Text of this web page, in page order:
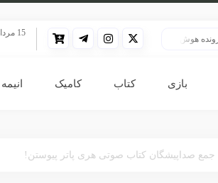
مصنوعی HBO سنت قدیمی خود را برای پخش سریال هری پاتر تغییر داد
15 مرداد 1405
بازی کتاب کامیک انیمه
جمع صداپیشگان کتاب صوتی هری پاتر پیوستن!